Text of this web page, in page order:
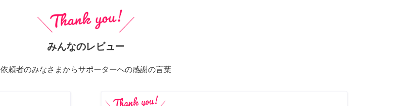
みんなのレビュー
依頼者のみなさまからサポーターへの感謝の言葉